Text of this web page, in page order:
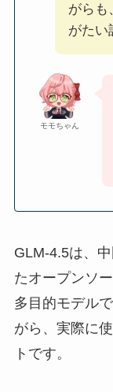
がらも
がたい
モモちゃん
GLM‑4.5は、
たオープンソ
多目的モデル
がら、実際に
トです。